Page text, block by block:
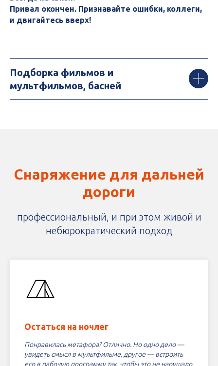
Привал окончен. Признавайте ошибки, коллеги,
и двигайтесь вверх!
Подборка фильмов и
мультфильмов, басней
Снаряжение для дальней
дороги
профессиональный, и при этом живой и
небюрократический подход
Остаться на ночлег
Понравилась метафора? Отлично. Но одно дело —
увидеть смысл в мультфильме, другое — встроить
его в рабочую программу так, чтобы это не нарушало